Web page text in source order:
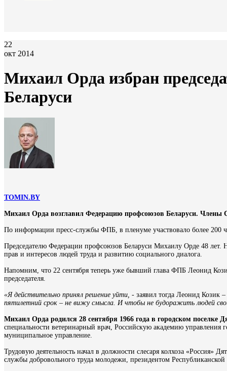
22
окт 2014
Михаил Орда избран
Беларуси
TOMIN.BY
Михаил Орда возглавил Федерацию профсоюзов Беларуси. Члены
По информации пресс-службы ФПБ, в пленуме участвовало более
Председателю Федерации профсоюзов Беларуси Михаилу Орде 48
прав и интересов людей труда и развитию социального диалога.
Напомним, что 22 сентября теперь уже бывший глава ФПБ Леонид
председателя.
«Я действительно принял решение уйти, - заявил тогда Леонид Козик –
пятилетний срок – не вижу смысла. И чтобы не будоражить людей
Михаил Орда родился 28 сентября 1966 года в городском поселке
специальности ветеринарный врач, Российскую академию управления
муниципальное управление.
Трудовую деятельность начал в должности слесаря колхоза «Россия»
службы добровольного труда молодежи, президентом